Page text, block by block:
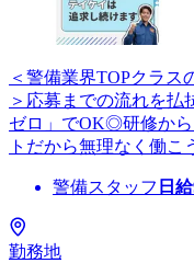
＜警備業界TOPクラス
＞応募までの流れを
ゼロ」でOK◎研修か
トだから無理なく働こ
警備スタッフ 日給
勤務地